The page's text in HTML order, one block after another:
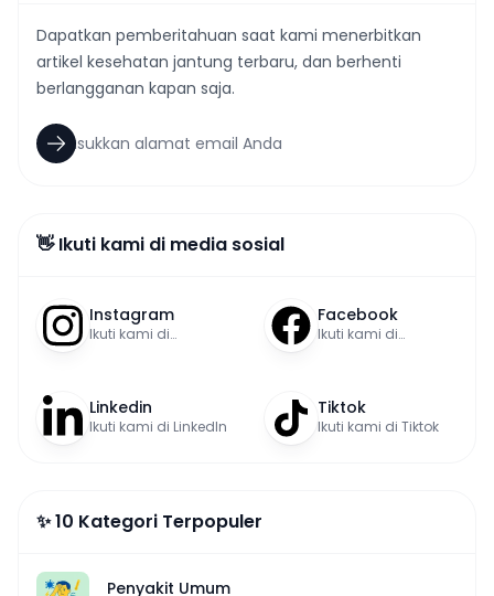
Dapatkan pemberitahuan saat kami menerbitkan
artikel kesehatan jantung terbaru, dan berhenti
berlangganan kapan saja.
👋 Ikuti kami di media sosial
Instagram
Ikuti kami di
Facebook
Ikuti kami di
Linkedin
Ikuti kami di LinkedIn
Tiktok
Ikuti kami di Tiktok
✨ 10 Kategori Terpopuler
Penyakit Umum